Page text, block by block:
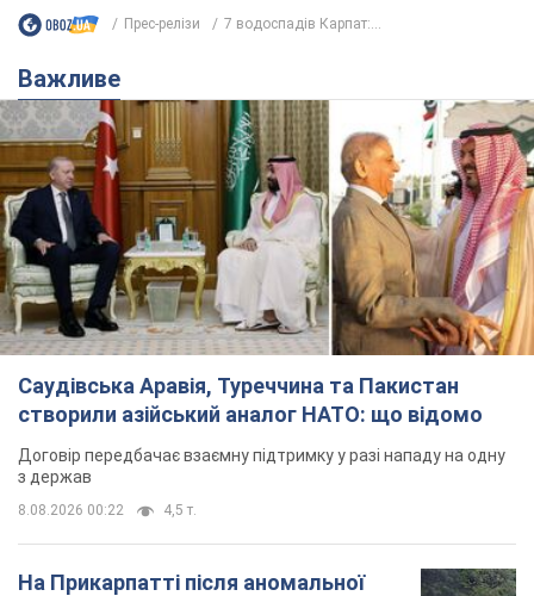
Прес-релізи 7 водоспадів Карпат:...
Важливе
Саудівська Аравія, Туреччина та Пакистан
створили азійський аналог НАТО: що відомо
Договір передбачає взаємну підтримку у разі нападу на одну
з держав
8.08.2026 00:22 4,5 т.
На Прикарпатті після аномальної